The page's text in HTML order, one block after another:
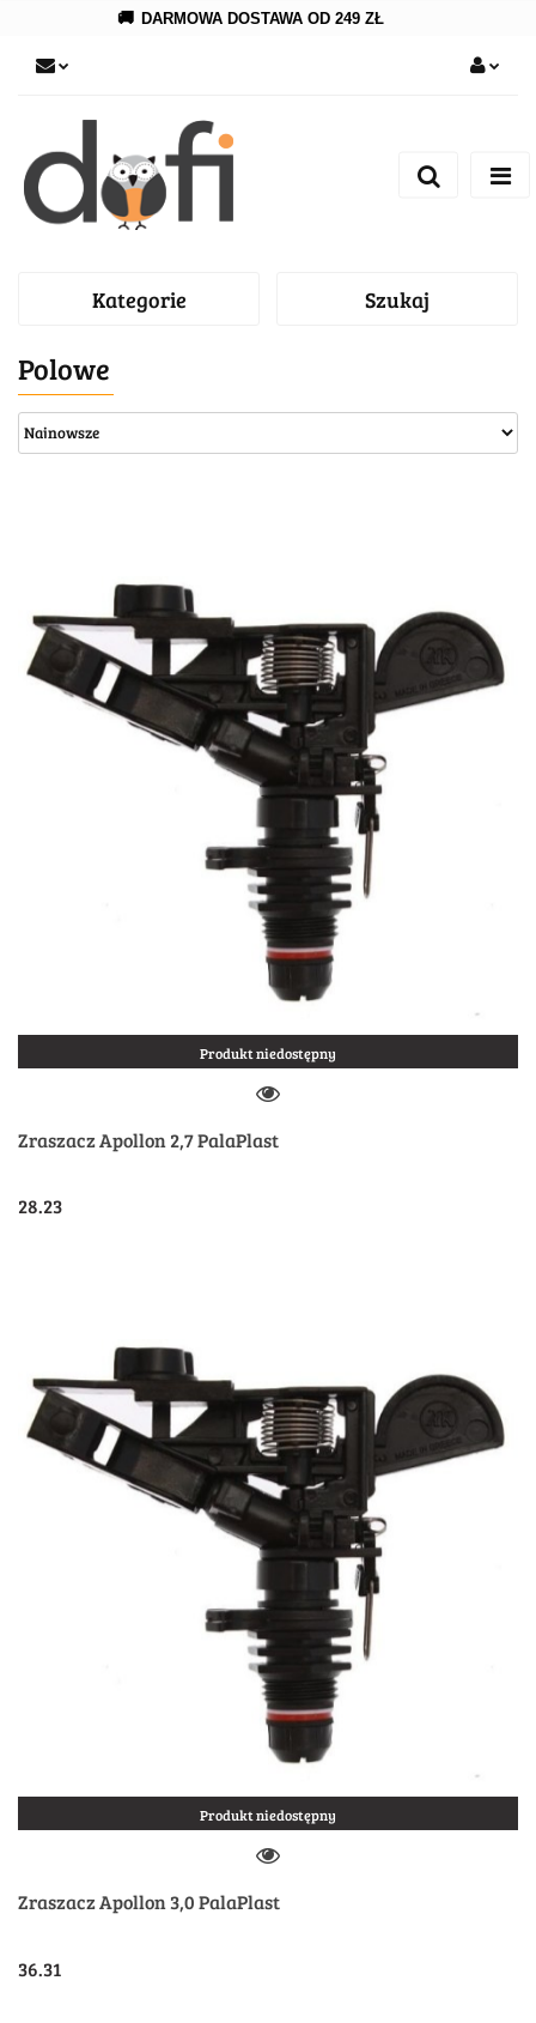
🚚 DARMOWA DOSTAWA OD 249 ZŁ
Zarejestruj się
Kategorie Szukaj
Polowe
Produkt niedostępny
Zraszacz Apollon 2,7 PalaPlast
28.23
Produkt niedostępny
Zraszacz Apollon 3,0 PalaPlast
36.31